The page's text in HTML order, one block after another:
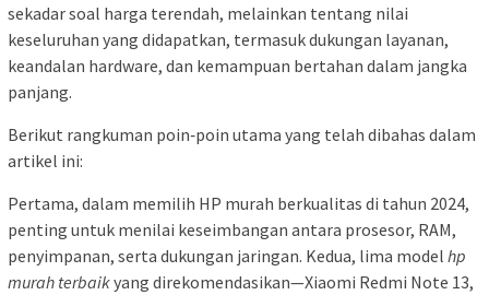
sekadar soal harga terendah, melainkan tentang nilai
keseluruhan yang didapatkan, termasuk dukungan layanan,
keandalan hardware, dan kemampuan bertahan dalam jangka
panjang.
Berikut rangkuman poin‑poin utama yang telah dibahas dalam
artikel ini:
Pertama, dalam memilih HP murah berkualitas di tahun 2024,
penting untuk menilai keseimbangan antara prosesor, RAM,
penyimpanan, serta dukungan jaringan. Kedua, lima model hp
murah terbaikyang direkomendasikan—Xiaomi Redmi Note 13,